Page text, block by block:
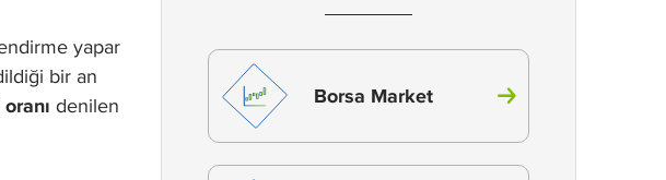
yapar
bir an
denilen
Borsa Market